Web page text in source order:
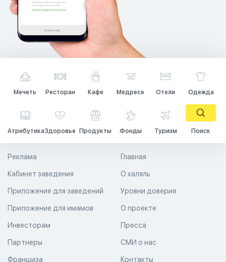
Мечеть Ресторан Кафе Медресе Отели Одежда
АтрибутикаЗдоровье Продукты Фонды Туризм Поиск
Главная
О халяль
Уровни доверия
Реклама
Кабинет заведения
Приложение для заведений
Приложение для имамов О проекте
Пресса
СМИ о нас
Контакты
Инвесторам
Партнеры
Франшиза